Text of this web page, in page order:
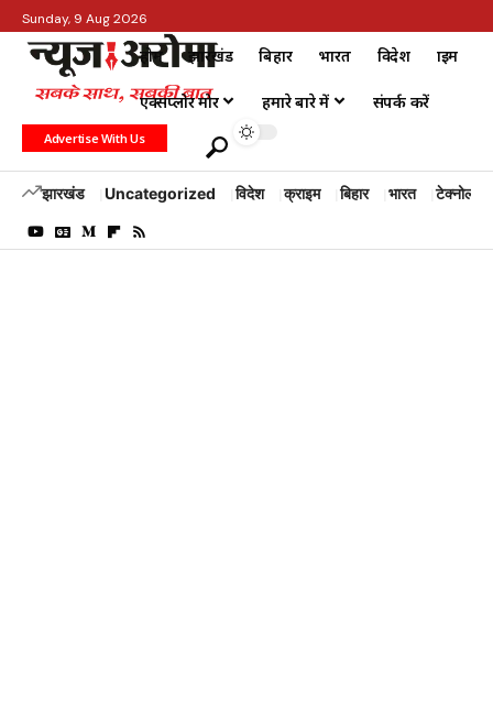
Sunday, 9 Aug 2026
होम झारखंड बिहार भारत विदेश क्राइम
एक्सप्लोर मोर हमारे बारे में संपर्क करें
Advertise With Us
झारखंड Uncategorized विदेश क्राइम बिहार भारत टेक्नोलॉजी